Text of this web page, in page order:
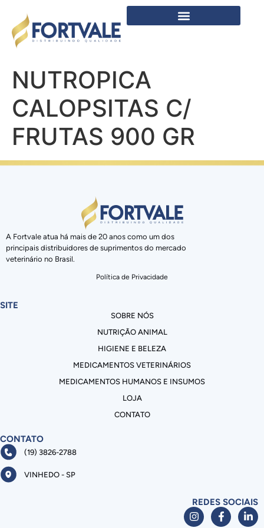
NUTROPICA
CALOPSITAS C/
FRUTAS 900 GR
A Fortvale atua há mais de 20 anos como um dos
principais distribuidores de suprimentos do mercado
veterinário no Brasil.
Política de Privacidade
SITE
SOBRE NÓS
NUTRIÇÃO ANIMAL
HIGIENE E BELEZA
MEDICAMENTOS VETERINÁRIOS
MEDICAMENTOS HUMANOS E INSUMOS
LOJA
CONTATO
CONTATO
(19) 3826-2788
VINHEDO - SP
REDES SOCIAIS